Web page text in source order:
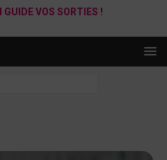
VOS SORTIES !